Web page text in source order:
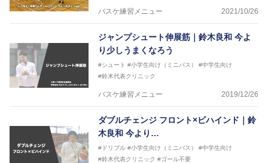
バスケ練習メニュー 2021/10/26
ジャンプシュート伸展筋｜鈴木良和 今よ
り少しうまくなろう
#シュート #小学生向け（ミニバス）
#中学生向け
#鈴木代表クリニック
バスケ練習メニュー 2019/12/26
ダブルチェンジ フロント×ビハインド｜鈴
木良和 今より…
#ドリブル #小学生向け（ミニバス）
#中学生向け
#鈴木代表クリニック #ゴール不要